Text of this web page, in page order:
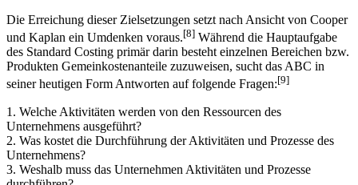
Die Erreichung dieser Zielsetzungen setzt nach Ansicht von Cooper
und Kaplan ein Umdenken voraus.[8] Während die Hauptaufgabe
des Standard Costing primär darin besteht einzelnen Bereichen bzw.
Produkten Gemeinkostenanteile zuzuweisen, sucht das ABC in
seiner heutigen Form Antworten auf folgende Fragen:[9]
1. Welche Aktivitäten werden von den Ressourcen des
Unternehmens ausgeführt?
2. Was kostet die Durchführung der Aktivitäten und Prozesse des
Unternehmens?
3. Weshalb muss das Unternehmen Aktivitäten und Prozesse